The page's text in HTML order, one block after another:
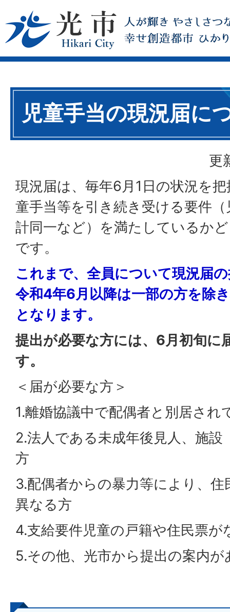
児童手当の現況届に
更
現況届は、毎年6月1日の状況を
童手当等を引き続き受ける要件
計同一など）を満たしているか
です。
これまで、全員について現況届
令和4年6月以降は一部の方を除
となります。
提出が必要な方には、6月初旬に
す。
＜届が必要な方＞
1.離婚協議中で配偶者と別居され
2.法人である未成年後見人、施設
方
3.配偶者からの暴力等により、
異なる方
4.支給要件児童の戸籍や住民票が
5.その他、光市から提出の案内が